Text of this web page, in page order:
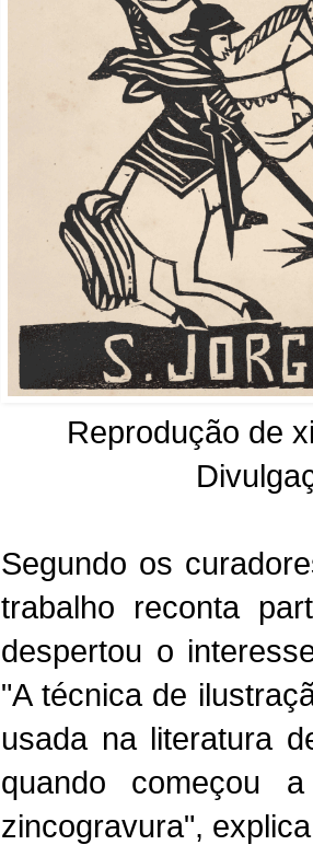
Reprodução de
Segundo os
trabalho reconta
despertou o
"A técnica de
usada na literatura
quando começou
zincogravura",